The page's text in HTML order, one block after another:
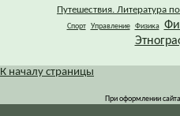
Путешествия. Литература
Спорт Управление Физика
К началу страницы
При оформлении